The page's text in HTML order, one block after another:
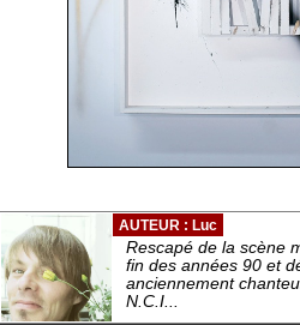
AUTEUR : Luc
Rescapé de la scène
fin des années 90 et
anciennement
N.C.I...